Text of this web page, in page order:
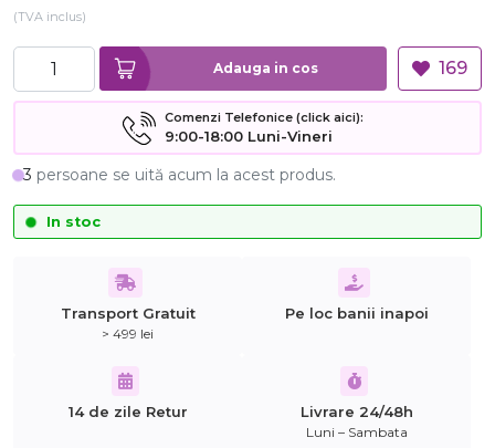
(TVA inclus)
Adauga in cos 169
Comenzi Telefonice (click aici):
9:00-18:00 Luni-Vineri
3 persoane se uită acum la acest produs.
In stoc
Transport Gratuit
> 499 lei
Pe loc banii inapoi
14 de zile Retur Livrare 24/48h
Luni – Sambata